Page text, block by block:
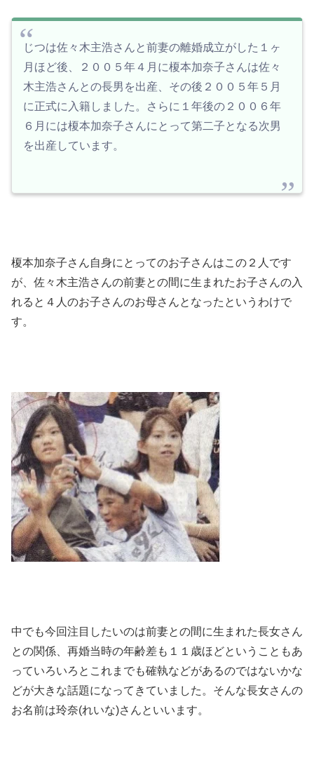
じつは佐々木主浩さんと前妻の離婚成立がした１ヶ
月ほど後、２００５年４月に榎本加奈子さんは佐々
木主浩さんとの長男を出産、その後２００５年５月
に正式に入籍しました。さらに１年後の２００６年
６月には榎本加奈子さんにとって第二子となる次男
を出産しています。
榎本加奈子さん自身にとってのお子さんはこの２人です
が、佐々木主浩さんの前妻との間に生まれたお子さんの入
れると４人のお子さんのお母さんとなったというわけで
す。
中でも今回注目したいのは前妻との間に生まれた長女さん
との関係、再婚当時の年齢差も１１歳ほどということもあ
っていろいろとこれまでも確執などがあるのではないかな
どが大きな話題になってきていました。そんな長女さんの
お名前は玲奈(れいな)さんといいます。